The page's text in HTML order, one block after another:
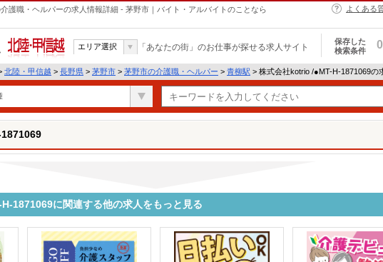
護職・ヘルパーの求人情報詳細 - 茅野市｜バイト・アルバイトのことなら
よくある
北陸・甲信越
エリア選択 「あなたの街」のお仕事が探せる求人サイト
保存した
検索条件
0
北陸・甲信越 > 長野県 > 茅野市 > 茅野市の介護職・ヘルパー > 青柳駅 > 株式会社kotrio /●MT-H-1871069の
1871069に関連する他の求人をもっと見る